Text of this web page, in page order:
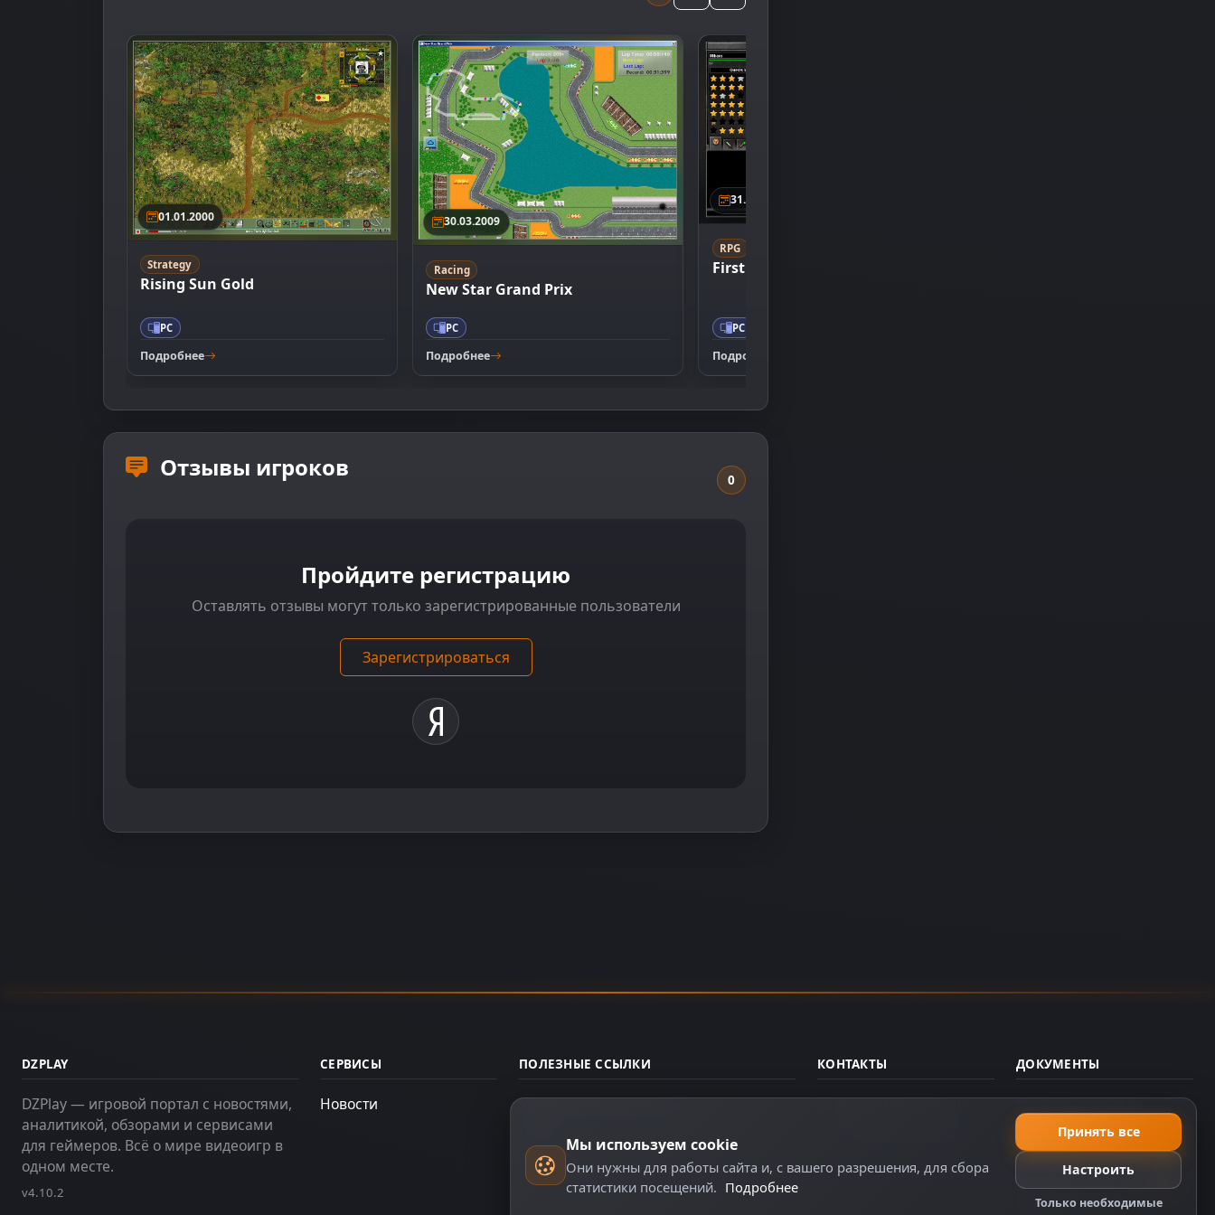
01.01.2000
Strategy
Rising Sun Gold
PC
Подробнее
30.03.2009
Racing
New Star Grand Prix
PC
Подробнее
31.10.2009
RPG
First Star Origins
PC
Подробнее
Отзывы игроков 0
Пройдите регистрацию
Оставлять отзывы могут только зарегистрированные пользователи
Зарегистрироваться
DZPLAY
DZPlay — игровой портал с новостями,
аналитикой, обзорами и сервисами
для геймеров. Всё о мире видеоигр в
одном месте.
v4.10.2
СЕРВИСЫ
Новости
ПОЛЕЗНЫЕ ССЫЛКИ
Управление аккаунтом
КОНТАКТЫ
support@dzplay.ru
ДОКУМЕНТЫ
Пользовательское
соглашение
Политика персональных
данных
Правила оплаты
Мы используем cookie
Они нужны для работы сайта и, с вашего разрешения, для сбора
статистики посещений. Подробнее
Принять все
Настроить
Только необходимые